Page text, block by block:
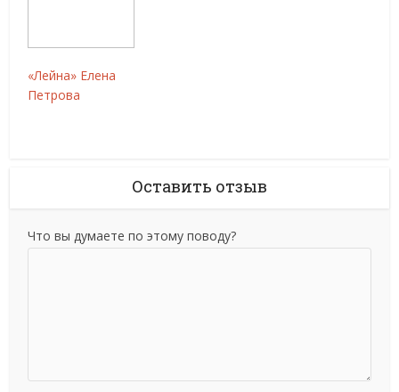
«Лейна» Елена
Петрова
Оставить отзыв
Что вы думаете по этому поводу?